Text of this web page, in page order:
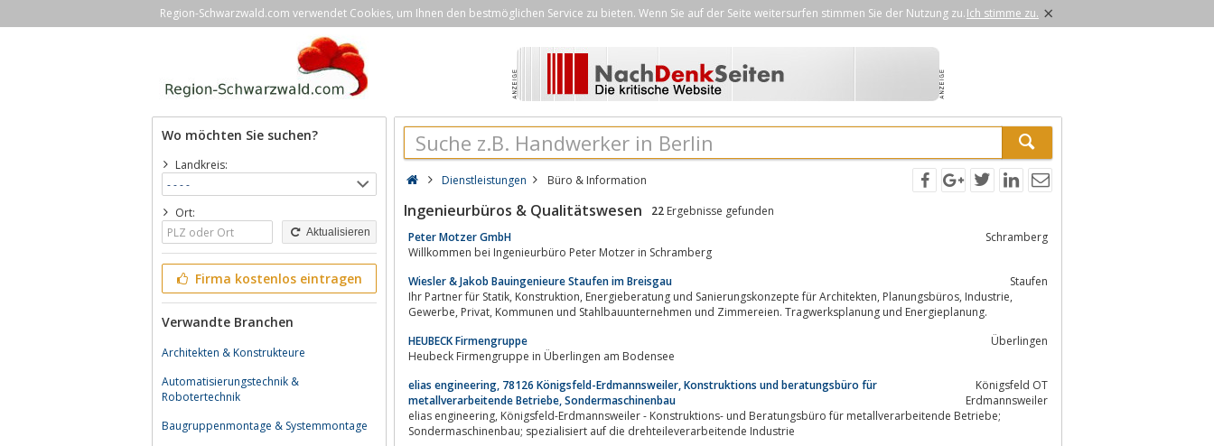
Region-Schwarzwald.com verwendet Cookies, um Ihnen den bestmöglichen Service zu bieten. Wenn Sie auf der Seite weitersurfen stimmen Sie der Nutzung zu.Ich stimme zu. ×
Wo möchten Sie suchen?
Landkreis:
Ort:
Aktualisieren
Firma kostenlos eintragen
Verwandte Branchen
Architekten & Konstrukteure
Automatisierungstechnik &
Robotertechnik
Baugruppenmontage & Systemmontage
Dienstleistungen Büro & Information
Ingenieurbüros & Qualitätswesen 22 Ergebnisse gefunden
Peter Motzer GmbH
Schramberg
Willkommen bei Ingenieurbüro Peter Motzer in Schramberg
Wiesler & Jakob Bauingenieure Staufen im Breisgau
Staufen
Ihr Partner für Statik, Konstruktion, Energieberatung und Sanierungskonzepte für Architekten, Planungsbüros, Industrie,
Gewerbe, Privat, Kommunen und Stahlbauunternehmen und Zimmereien. Tragwerksplanung und Energieplanung.
HEUBECK Firmengruppe
Überlingen
Heubeck Firmengruppe in Überlingen am Bodensee
elias engineering, 78126 Königsfeld-Erdmannsweiler, Konstruktions und beratungsbüro für
metallverarbeitende Betriebe, Sondermaschinenbau
Königsfeld OT
Erdmannsweiler
elias engineering, Königsfeld-Erdmannsweiler - Konstruktions- und Beratungsbüro für metallverarbeitende Betriebe;
Sondermaschinenbau; spezialisiert auf die drehteileverarbeitende Industrie